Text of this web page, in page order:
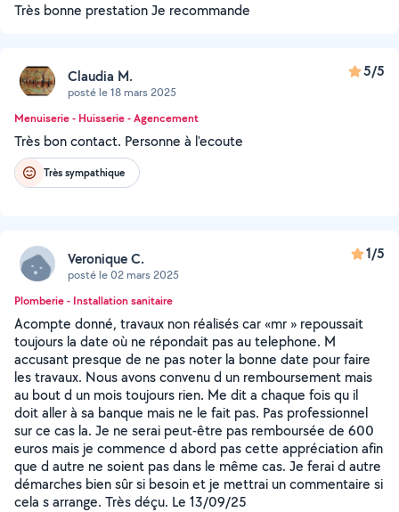
Très bonne prestation Je recommande
Claudia M.
posté le 18 mars 2025
5/5
Menuiserie - Huisserie - Agencement
Très bon contact. Personne à l'ecoute
Très sympathique
Veronique C.
posté le 02 mars 2025
1/5
Plomberie - Installation sanitaire
Acompte donné, travaux non réalisés car «mr » repoussait
toujours la date où ne répondait pas au telephone. M
accusant presque de ne pas noter la bonne date pour faire
les travaux. Nous avons convenu d un remboursement mais
au bout d un mois toujours rien. Me dit a chaque fois qu il
doit aller à sa banque mais ne le fait pas. Pas professionnel
sur ce cas la. Je ne serai peut-être pas remboursée de 600
euros mais je commence d abord pas cette appréciation afin
que d autre ne soient pas dans le même cas. Je ferai d autre
démarches bien sûr si besoin et je mettrai un commentaire si
cela s arrange. Très déçu. Le 13/09/25